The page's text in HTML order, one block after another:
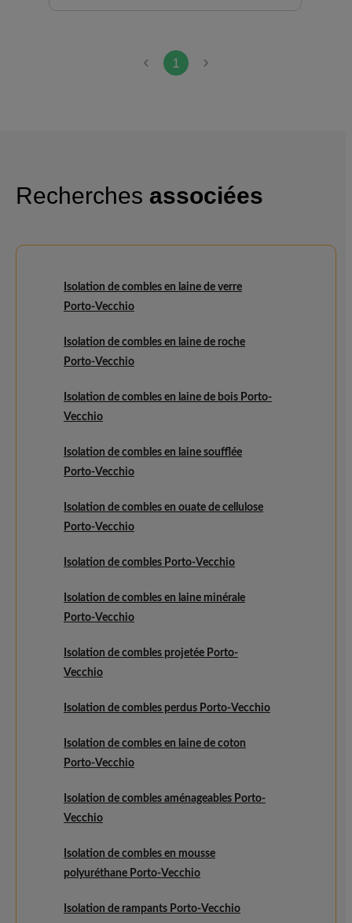
1
Recherches associées
Isolation de combles en laine de verre
Porto-Vecchio
Isolation de combles en laine de roche
Porto-Vecchio
Isolation de combles en laine de bois Porto-
Vecchio
Isolation de combles en laine soufflée
Porto-Vecchio
Isolation de combles en ouate de cellulose
Porto-Vecchio
Isolation de combles Porto-Vecchio
Isolation de combles en laine minérale
Porto-Vecchio
Isolation de combles projetée Porto-
Vecchio
Isolation de combles perdus Porto-Vecchio
Isolation de combles en laine de coton
Porto-Vecchio
Isolation de combles aménageables Porto-
Vecchio
Isolation de combles en mousse
polyuréthane Porto-Vecchio
Isolation de rampants Porto-Vecchio